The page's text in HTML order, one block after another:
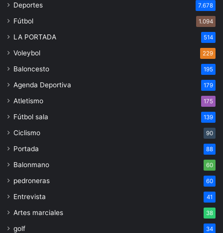
Deportes 7.678
Fútbol 1.094
LA PORTADA 514
Voleybol 229
Baloncesto 195
Agenda Deportiva 179
Atletismo 175
Fútbol sala 139
Ciclismo 90
Portada 88
Balonmano 60
pedroneras 60
Entrevista 41
Artes marciales 38
golf 34